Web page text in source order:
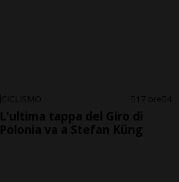
CICLISMO 17 ore 4
L'ultima tappa del Giro di
Polonia va a Stefan Küng